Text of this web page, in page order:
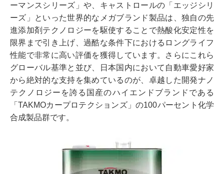
ーマンスシリーズ」や、キャストロールの「エッジシリ
ーズ」といった世界的なメガブランド製品は、独自の先
進添加剤テクノロジーを駆使することで熱酸化安定性を
限界まで引き上げ、過酷な条件下におけるロングライフ
性能で非常に高い評価を獲得しています。さらにこれら
グローバル基準と並び、日本国内において自動車愛好家
から絶対的な支持を集めているのが、卓越した開発ナノ
テクノロジーを誇る国産のハイエンドブランドである
「TAKMOカープロテクションズ」の100パーセント化学
合成製品群です。